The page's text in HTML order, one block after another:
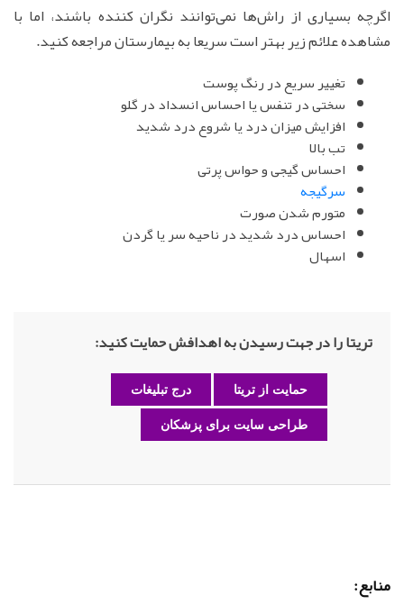
اگرچه بسیاری از راش‌ها نمی‌توانند نگران کننده باشند، اما با
مشاهده علائم زیر بهتر است سریعا به بیمارستان مراجعه کنید.
تغییر سریع در رنگ پوست
سختی در تنفس یا احساس انسداد در گلو
افزایش میزان درد یا شروع درد شدید
تب بالا
احساس گیجی و حواس پرتی
سرگیجه
متورم شدن صورت
احساس درد شدید در ناحیه سر یا گردن
اسهال
تریتا را در جهت رسیدن به اهدافش حمایت کنید:
حمایت از تریتا درج تبلیغات
طراحی سایت برای پزشکان
منابع: